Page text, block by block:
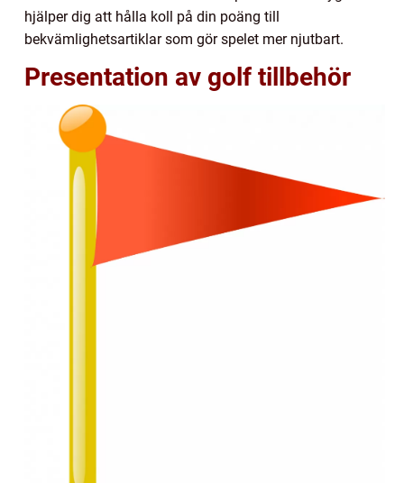
hjälper dig att hålla koll på din poäng till
bekvämlighetsartiklar som gör spelet mer njutbart.
Presentation av golf tillbehör